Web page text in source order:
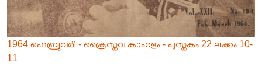
1964 ഫെബ്രുവരി - ക്രൈസ്തവ കാഹളം - പുസ്തകം 22 ലക്കം 10-
11